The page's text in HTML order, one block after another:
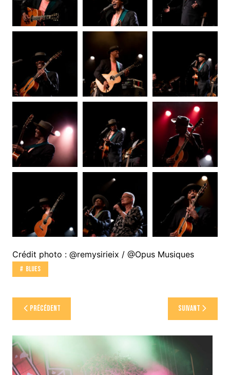
Crédit photo : @remysirieix / @Opus Musiques
Blues
Navigation
de
l’article
Précédent Suivant